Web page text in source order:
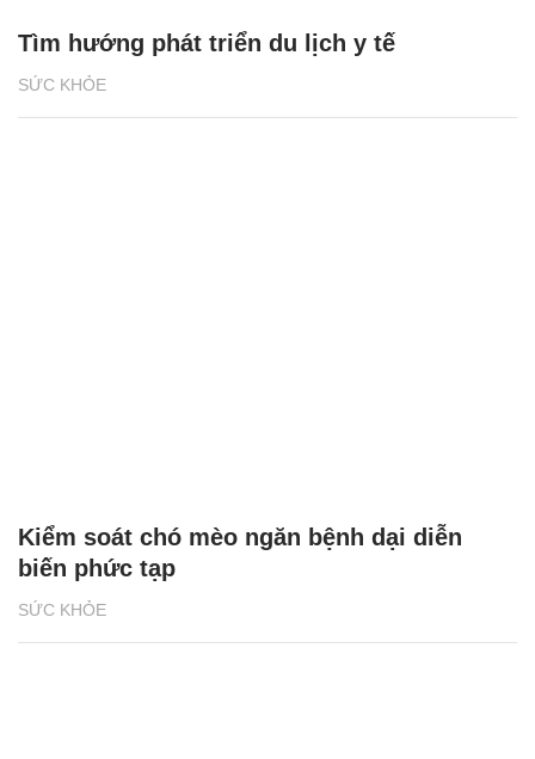
SỨC KHỎE
Tìm hướng phát triển du lịch y tế
SỨC KHỎE
Kiểm soát chó mèo ngăn bệnh dại diễn
biến phức tạp